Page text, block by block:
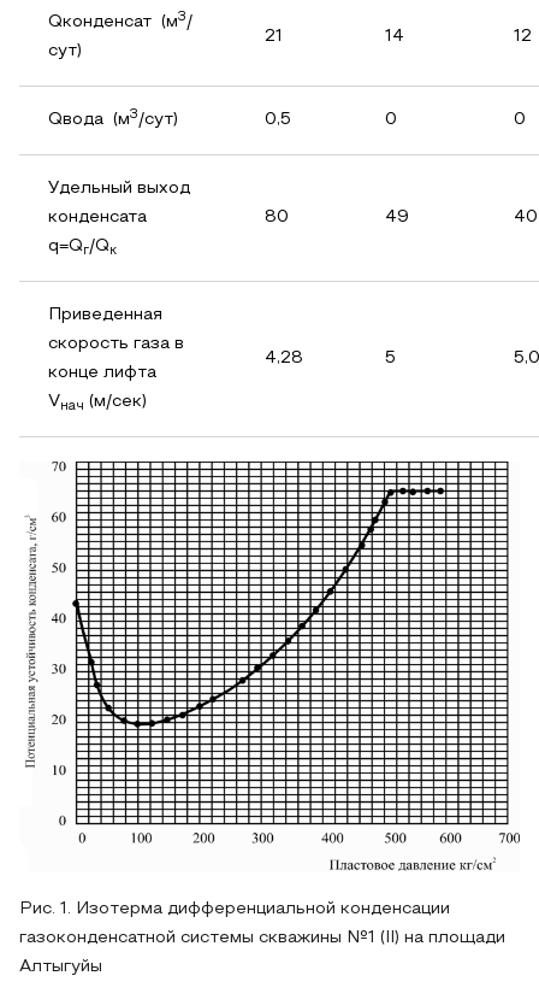
Qконденсат (м3 /
сут)
21 14 12
Qвода (м3 /сут) 0,5 0 0
Удельный выход
конденсата
q=Qг/Qк
80 49 40
Приведенная
скорость газа в
конце лифта
Vнач (м/сек)
4,28 5
Рис. 1. Изотерма дифференциальной конденсации
газоконденсатной системы скважины №1 (II) на площади
Алтыгуйы